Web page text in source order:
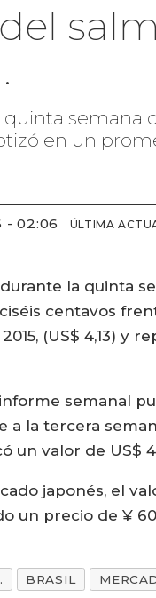
semana
en un
- 02:06 ÚLTIMA
la quinta
centavos
(US$ 4,13) y
semanal
a la tercera
un valor de US$
japonés, el
un precio de ¥
BRASIL